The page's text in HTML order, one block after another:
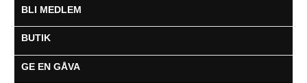
BLI MEDLEM
BUTIK
GE EN GÅVA